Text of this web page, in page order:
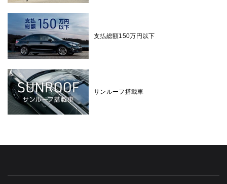
支払総額150万円以下
サンルーフ搭載車